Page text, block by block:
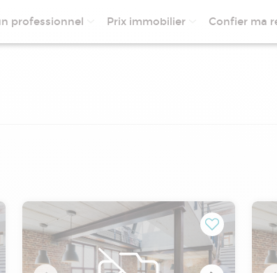
professionnel Prix immobilier Confier ma